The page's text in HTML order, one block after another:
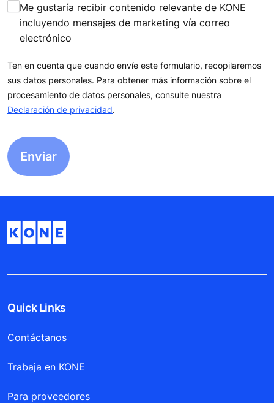
Me gustaría recibir contenido relevante de KONE
incluyendo mensajes de marketing vía correo
electrónico
Ten en cuenta que cuando envíe este formulario, recopilaremos
sus datos personales. Para obtener más información sobre el
procesamiento de datos personales, consulte nuestra
Declaración de privacidad.
Quick Links
Contáctanos
Trabaja en KONE
Para proveedores